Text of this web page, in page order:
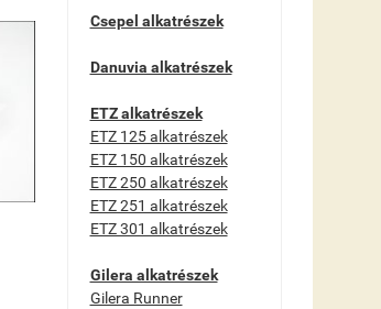
Csepel alkatrészek
Danuvia alkatrészek
ETZ alkatrészek
ETZ 125 alkatrészek
ETZ 150 alkatrészek
ETZ 250 alkatrészek
ETZ 251 alkatrészek
ETZ 301 alkatrészek
Gilera alkatrészek
Gilera Runner